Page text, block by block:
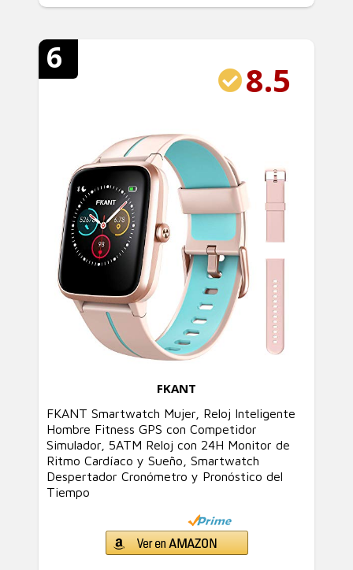
6
8.5
FKANT
FKANT Smartwatch Mujer, Reloj Inteligente
Hombre Fitness GPS con Competidor
Simulador, 5ATM Reloj con 24H Monitor de
Ritmo Cardíaco y Sueño, Smartwatch
Despertador Cronómetro y Pronóstico del
Tiempo